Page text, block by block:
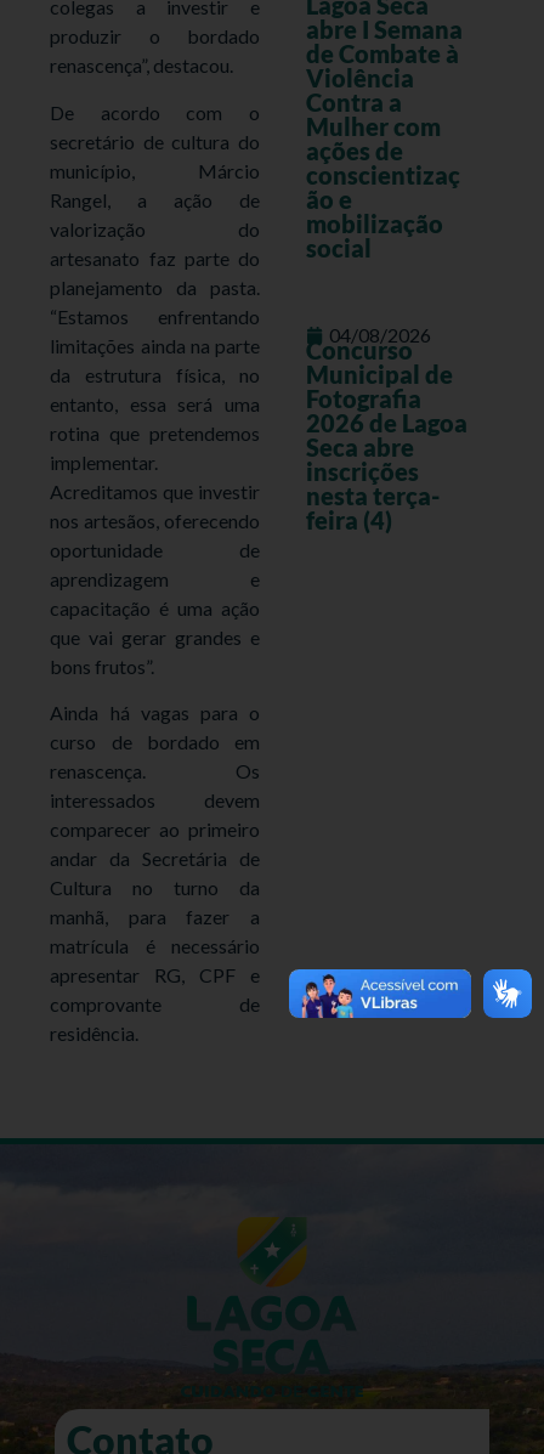
colegas a investir e
produzir o bordado
renascença”, destacou.
De acordo com o
secretário de cultura do
município, Márcio
Rangel, a ação de
valorização do
artesanato faz parte do
planejamento da pasta.
“Estamos enfrentando
limitações ainda na parte
da estrutura física, no
entanto, essa será uma
rotina que pretendemos
implementar.
Acreditamos que investir
nos artesãos, oferecendo
oportunidade de
aprendizagem e
capacitação é uma ação
que vai gerar grandes e
bons frutos”.
Ainda há vagas para o
curso de bordado em
renascença. Os
interessados devem
comparecer ao primeiro
andar da Secretária de
Cultura no turno da
manhã, para fazer a
matrícula é necessário
apresentar RG, CPF e
comprovante de
residência.
abre I Semana
de Combate à
Violência
Contra a
Mulher com
ações de
conscientizaç
ão e
mobilização
social
04/08/2026
Concurso
Municipal de
Fotografia
2026 de Lagoa
Seca abre
inscrições
nesta terça-
feira (4)
Contato